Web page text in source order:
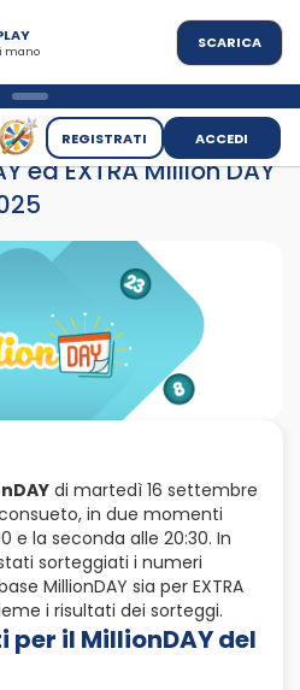
mano SCARICA
REGISTRATI ACCEDI
MillionDAY ed EXTRA Million DAY
ed EXTRA Million DAY
di martedì 16 settembre
in due momenti
e la seconda alle 20:30. In
sorteggiati i numeri
MillionDAY sia per EXTRA
i risultati dei sorteggi.
il MillionDAY del